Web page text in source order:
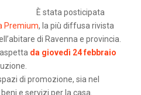
È stata posticipata
Premium, la più diffusa rivista
di Ravenna e provincia.
da giovedì 24 febbraio
di promozione, sia nel
e servizi per la casa.